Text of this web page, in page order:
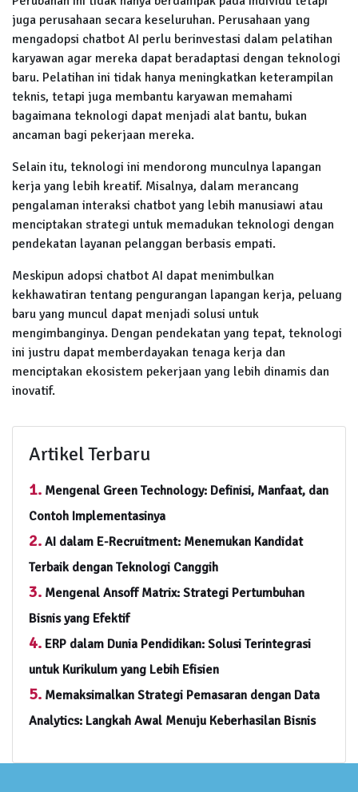
juga perusahaan secara keseluruhan. Perusahaan yang
mengadopsi chatbot AI perlu berinvestasi dalam pelatihan
karyawan agar mereka dapat beradaptasi dengan teknologi
baru. Pelatihan ini tidak hanya meningkatkan keterampilan
teknis, tetapi juga membantu karyawan memahami
bagaimana teknologi dapat menjadi alat bantu, bukan
ancaman bagi pekerjaan mereka.
Selain itu, teknologi ini mendorong munculnya lapangan
kerja yang lebih kreatif. Misalnya, dalam merancang
pengalaman interaksi chatbot yang lebih manusiawi atau
menciptakan strategi untuk memadukan teknologi dengan
pendekatan layanan pelanggan berbasis empati.
Meskipun adopsi chatbot AI dapat menimbulkan
kekhawatiran tentang pengurangan lapangan kerja, peluang
baru yang muncul dapat menjadi solusi untuk
mengimbanginya. Dengan pendekatan yang tepat, teknologi
ini justru dapat memberdayakan tenaga kerja dan
menciptakan ekosistem pekerjaan yang lebih dinamis dan
inovatif.
Artikel Terbaru
1. Mengenal Green Technology: Definisi, Manfaat, dan
Contoh Implementasinya
2. AI dalam E-Recruitment: Menemukan Kandidat
Terbaik dengan Teknologi Canggih
3. Mengenal Ansoff Matrix: Strategi Pertumbuhan
Bisnis yang Efektif
4. ERP dalam Dunia Pendidikan: Solusi Terintegrasi
untuk Kurikulum yang Lebih Efisien
5. Memaksimalkan Strategi Pemasaran dengan Data
Analytics: Langkah Awal Menuju Keberhasilan Bisnis